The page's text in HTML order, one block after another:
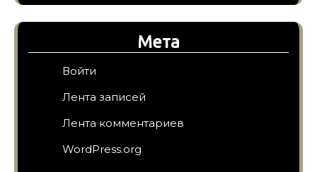
Мета
Войти
Лента записей
Лента комментариев
WordPress.org